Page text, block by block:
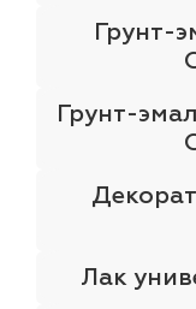
Грунт-
Грунт-
Лак